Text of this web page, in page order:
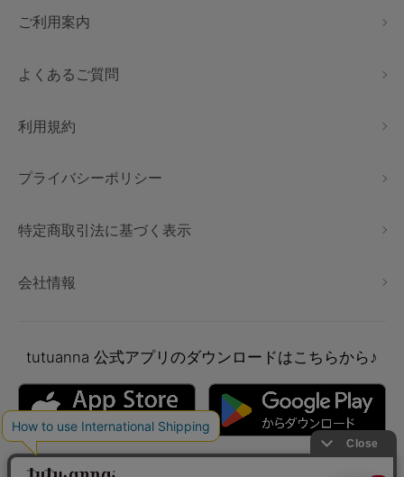
ご利用案内
よくあるご質問
利用規約
プライバシーポリシー
特定商取引法に基づく表示
会社情報
tutuanna 公式アプリのダウンロードはこちらから♪